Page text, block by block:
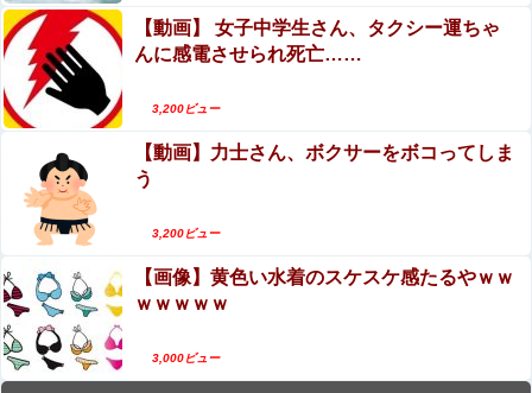
【動画】 女子中学生さん、タクシー運ちゃ
んに感電させられ死亡……
3,200ビュー
【動画】力士さん、ボクサーをボコってしま
う
3,200ビュー
【画像】黄色い水着のスケスケ感たるやｗｗ
ｗｗｗｗｗ
3,000ビュー